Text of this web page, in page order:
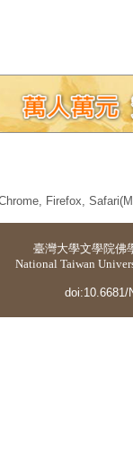
Firefox,
臺灣大學文學院佛
National Taiwan
doi:10.6681/